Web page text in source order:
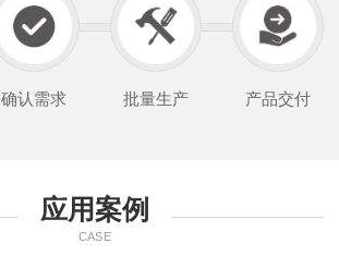
确认需求 批量生产 产品交付
应用案例
CASE